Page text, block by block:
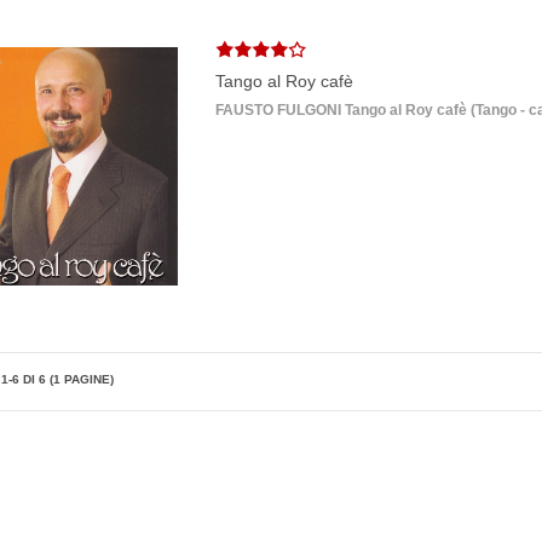
Tango al Roy cafè
FAUSTO FULGONI Tango al Roy cafè (Tango
1-6 DI 6 (1 PAGINE)